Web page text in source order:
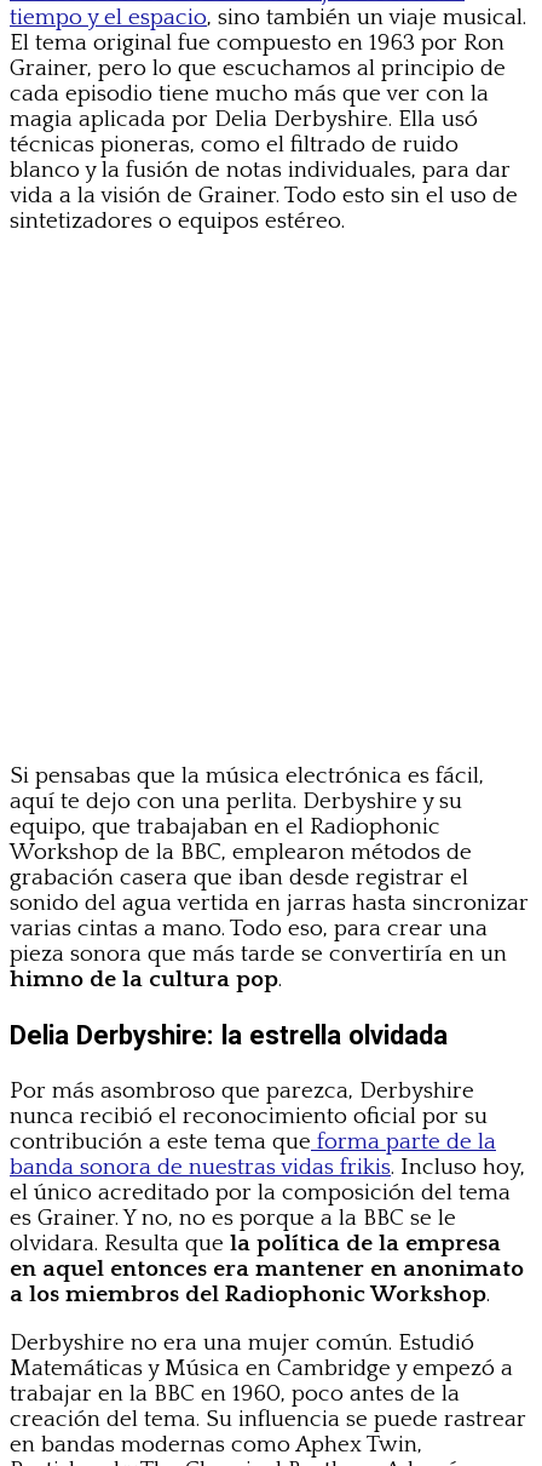
tiempo y el espacio, sino también un viaje musical.
El tema original fue compuesto en 1963 por Ron
Grainer, pero lo que escuchamos al principio de
cada episodio tiene mucho más que ver con la
magia aplicada por Delia Derbyshire. Ella usó
técnicas pioneras, como el filtrado de ruido
blanco y la fusión de notas individuales, para dar
vida a la visión de Grainer. Todo esto sin el uso de
sintetizadores o equipos estéreo.
Si pensabas que la música electrónica es fácil,
aquí te dejo con una perlita. Derbyshire y su
equipo, que trabajaban en el Radiophonic
Workshop de la BBC, emplearon métodos de
grabación casera que iban desde registrar el
sonido del agua vertida en jarras hasta sincronizar
varias cintas a mano. Todo eso, para crear una
pieza sonora que más tarde se convertiría en un
himno de la cultura pop.
Delia Derbyshire: la estrella olvidada
Por más asombroso que parezca, Derbyshire
nunca recibió el reconocimiento oficial por su
contribución a este tema que forma parte de la
banda sonora de nuestras vidas frikis. Incluso hoy,
el único acreditado por la composición del tema
es Grainer. Y no, no es porque a la BBC se le
olvidara. Resulta que la política de la empresa
en aquel entonces era mantener en anonimato
a los miembros del Radiophonic Workshop.
Derbyshire no era una mujer común. Estudió
Matemáticas y Música en Cambridge y empezó a
trabajar en la BBC en 1960, poco antes de la
creación del tema. Su influencia se puede rastrear
en bandas modernas como Aphex Twin,